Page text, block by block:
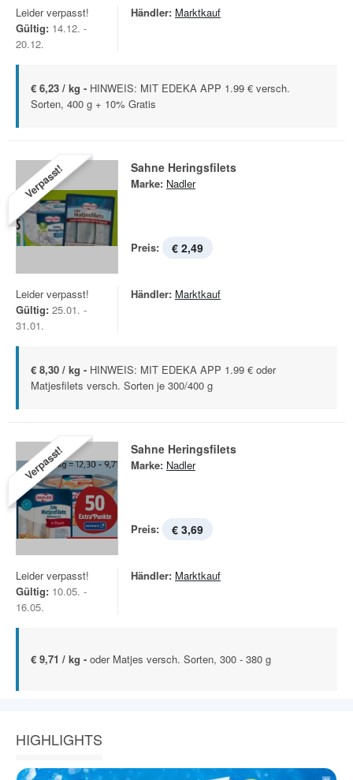
Leider verpasst!
Gültig: 14.12. -
20.12.
Händler: Marktkauf
€ 6,23 / kg - HINWEIS: MIT EDEKA APP 1.99 € versch.
Sorten, 400 g + 10% Gratis
Verpasst! Sahne Heringsfilets
Marke: Nadler
Preis: € 2,49
Leider verpasst!
Gültig: 25.01. -
31.01.
Händler: Marktkauf
€ 8,30 / kg - HINWEIS: MIT EDEKA APP 1.99 € oder
Matjesfilets versch. Sorten je 300/400 g
Verpasst! Sahne Heringsfilets
Marke: Nadler
Preis: € 3,69
Leider verpasst!
Gültig: 10.05. -
16.05.
Händler: Marktkauf
€ 9,71 / kg - oder Matjes versch. Sorten, 300 - 380 g
HIGHLIGHTS